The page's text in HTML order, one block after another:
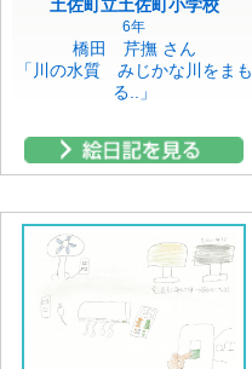
土佐町立土佐町小学校
6年
橋田 芹撫 さん
「川の水質 みじかな川をまも
る..」